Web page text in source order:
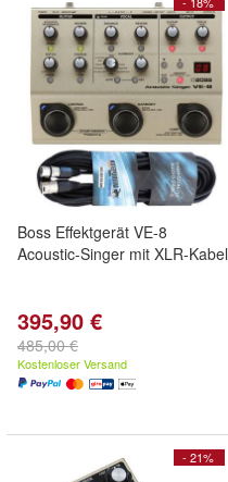
Boss Effektgerät VE-8
Acoustic-Singer mit XLR-Kabel
395,90 €
485,00 €
Kostenloser Versand
- 21%